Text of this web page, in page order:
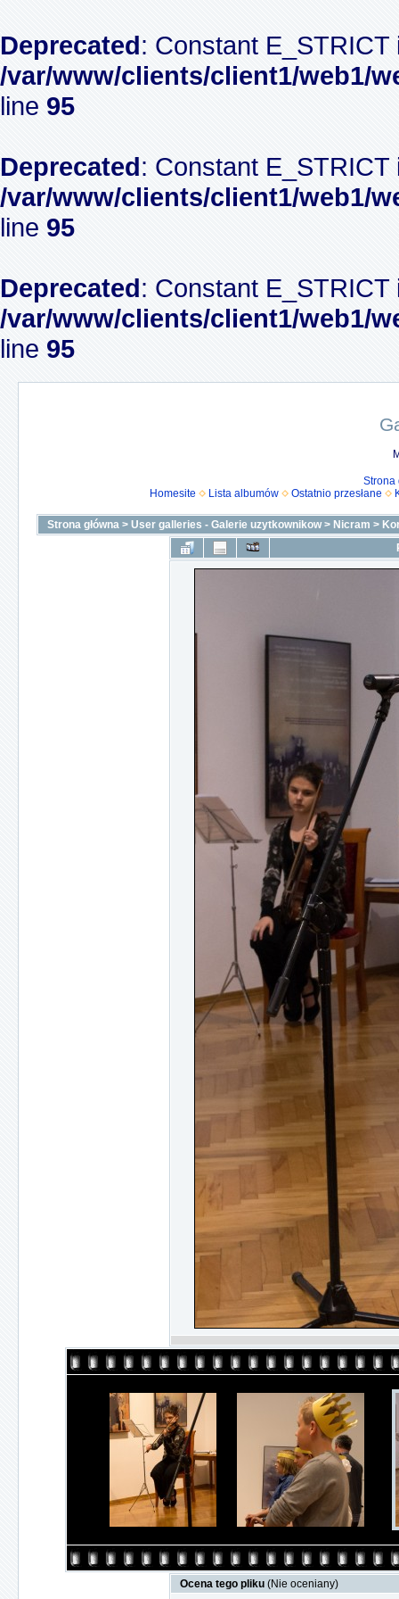
Deprecated: Constant
/var/www/clients/client1/web1/
line 95
Deprecated: Constant
/var/www/clients/client1/web1/
line 95
Deprecated: Constant
/var/www/clients/client1/web1/
line 95
Strona
Homesite
Lista albumów Ostatnio przesłane
Strona główna > User galleries - Galerie uzytkownikow> Nicram >
Ocena tego pliku (Nie oceniany)